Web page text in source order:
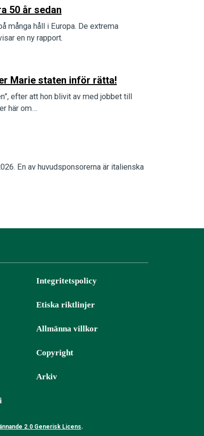
50 år sedan
många håll i Europa. De extrema
en ny rapport.
Marie staten inför rätta!
efter att hon blivit av med jobbet till
här om…
En av huvudsponsorerna är italienska
Integritetspolicy
Etiska riktlinjer
Allmänna villkor
Copyright
Arkiv
2.0 Generisk Licens.